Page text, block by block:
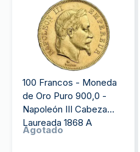
100 Francos - Moneda
de Oro Puro 900,0 -
Napoleón III Cabeza
Laureada 1868 A
Agotado